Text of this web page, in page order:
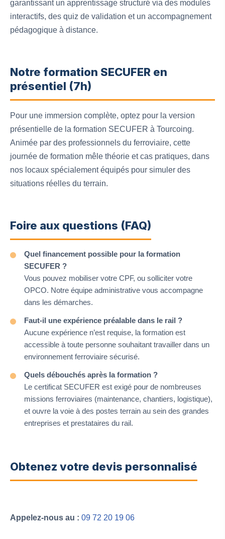
garantissant un apprentissage structuré via des modules
interactifs, des quiz de validation et un accompagnement
pédagogique à distance.
Notre formation SECUFER en
présentiel (7h)
Pour une immersion complète, optez pour la version
présentielle de la formation SECUFER à Tourcoing.
Animée par des professionnels du ferroviaire, cette
journée de formation mêle théorie et cas pratiques, dans
nos locaux spécialement équipés pour simuler des
situations réelles du terrain.
Foire aux questions (FAQ)
Quel financement possible pour la formation
SECUFER ?
Vous pouvez mobiliser votre CPF, ou solliciter votre
OPCO. Notre équipe administrative vous accompagne
dans les démarches.
Faut-il une expérience préalable dans le rail ?
Aucune expérience n’est requise, la formation est
accessible à toute personne souhaitant travailler dans un
environnement ferroviaire sécurisé.
Quels débouchés après la formation ?
Le certificat SECUFER est exigé pour de nombreuses
missions ferroviaires (maintenance, chantiers, logistique),
et ouvre la voie à des postes terrain au sein des grandes
entreprises et prestataires du rail.
Obtenez votre devis personnalisé
Appelez-nous au : 09 72 20 19 06